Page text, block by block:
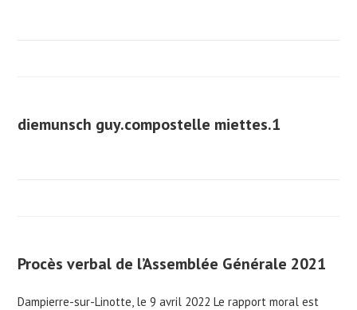
diemunsch guy.compostelle miettes.1
Procès verbal de l’Assemblée Générale 2021
Dampierre-sur-Linotte, le 9 avril 2022 Le rapport moral est